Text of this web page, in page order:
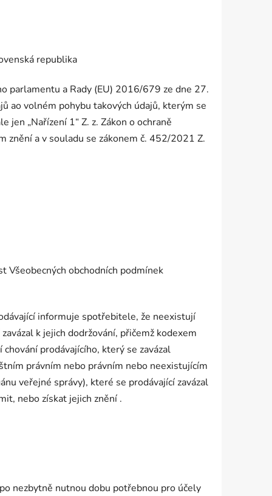
republika
parlamentu a Rady (EU) 2016/679 ze dne 27.
ao volném pohybu takových údajů, kterým se
jen „Nařízení 1“ Z. z. Zákon o ochraně
znění a v souladu se zákonem č. 452/2021 Z.
Všeobecných obchodních podmínek
informuje spotřebitele, že neexistují
k jejich dodržování, přičemž kodexem
prodávajícího, který se zavázal
právním nebo právním nebo neexistujícím
veřejné správy), které se prodávající zavázal
nebo získat jejich znění .
nezbytně nutnou dobu potřebnou pro účely